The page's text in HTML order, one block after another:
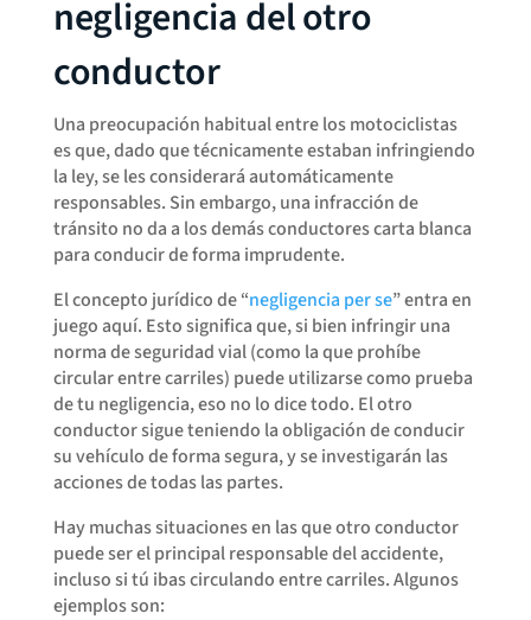
negligencia del otro
conductor
Una preocupación habitual entre los motociclistas
es que, dado que técnicamente estaban infringiendo
la ley, se les considerará automáticamente
responsables. Sin embargo, una infracción de
tránsito no da a los demás conductores carta blanca
para conducir de forma imprudente.
El concepto jurídico de “negligencia per se” entra en
juego aquí. Esto significa que, si bien infringir una
norma de seguridad vial (como la que prohíbe
circular entre carriles) puede utilizarse como prueba
de tu negligencia, eso no lo dice todo. El otro
conductor sigue teniendo la obligación de conducir
su vehículo de forma segura, y se investigarán las
acciones de todas las partes.
Hay muchas situaciones en las que otro conductor
puede ser el principal responsable del accidente,
incluso si tú ibas circulando entre carriles. Algunos
ejemplos son: